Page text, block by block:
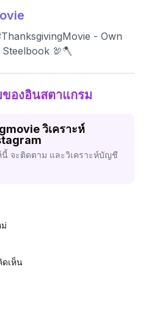
- Own
🦃🪓
องอินสตาแกรม
วิเคราะห์
นี้ จะติดตาม และวิเคราะห์บัญชี
ดเห็น